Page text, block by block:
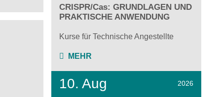
CRISPR/Cas: GRUNDLAGEN UND
PRAKTISCHE ANWENDUNG
Kurse für Technische Angestellte
MEHR
10. Aug 2026